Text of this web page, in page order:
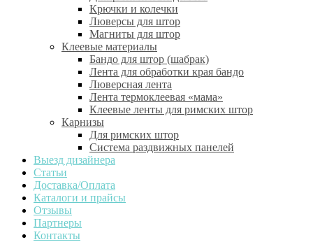
Крючки и колечки
Люверсы для штор
Магниты для штор
Клеевые материалы
Бандо для штор (шабрак)
Лента для обработки края бандо
Люверсная лента
Лента термоклеевая «мама»
Клеевые ленты для римских штор
Карнизы
Для римских штор
Система раздвижных панелей
Выезд дизайнера
Статьи
Доставка/Оплата
Каталоги и прайсы
Отзывы
Партнеры
Контакты